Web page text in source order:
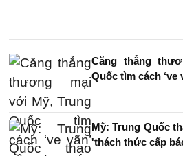
Căng thẳng
Quốc tìm cách
Mỹ: Trung Quốc
'thách thức cấp